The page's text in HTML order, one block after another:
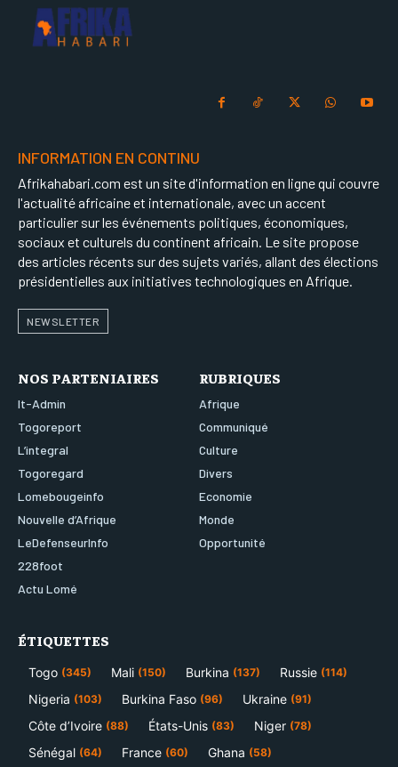
INFORMATION EN CONTINU
Afrikahabari.com est un site d'information en ligne qui couvre
l'actualité africaine et internationale, avec un accent
particulier sur les événements politiques, économiques,
sociaux et culturels du continent africain. Le site propose
des articles récents sur des sujets variés, allant des élections
présidentielles aux initiatives technologiques en Afrique.
NEWSLETTER
NOS PARTENIAIRES
It-Admin
Togoreport
L’integral
Togoregard
Lomebougeinfo
Nouvelle d’Afrique
LeDefenseurInfo
228foot
Actu Lomé
RUBRIQUES
Afrique
Communiqué
Culture
Divers
Economie
Monde
Opportunité
ÉTIQUETTES
Togo (345) Mali (150) Burkina (137) Russie (114)
Nigeria (103) Burkina Faso (96) Ukraine (91)
Côte d’Ivoire (88) États-Unis (83) Niger (78)
Sénégal (64) France (60) Ghana (58)